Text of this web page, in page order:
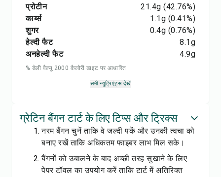
प्रोटीन
21.4g (42.76%)
कार्ब्स
1.1g (0.41%)
शुगर
0.4g (0.76%)
हेल्दी फैट
8.1g
अनहेल्दी फैट
4.9g
% डेली वैल्यू 2000 कैलोरी डाइट पर आधारित
सभी न्यूट्रिएंट्स देखें
ग्रेटिन बैंगन टार्ट के लिए टिप्स और ट्रिक्स
नरम बैंगन चुनें ताकि वे जल्दी पकें और उनकी त्वचा को
बनाए रखें ताकि अधिकतम फाइबर लाभ मिल सके।
बैंगनों को उबालने के बाद अच्छी तरह सुखाने के लिए
पेपर टॉवल का उपयोग करें ताकि टार्ट में अतिरिक्त